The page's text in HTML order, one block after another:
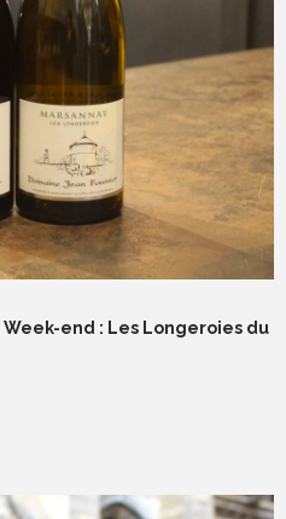
end : Les Longeroies du